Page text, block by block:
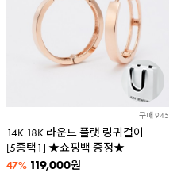
구매 945
14K 18K 라운드 플랫 링귀걸이
[5종택1] ★쇼핑백 증정★
47% 119,000원